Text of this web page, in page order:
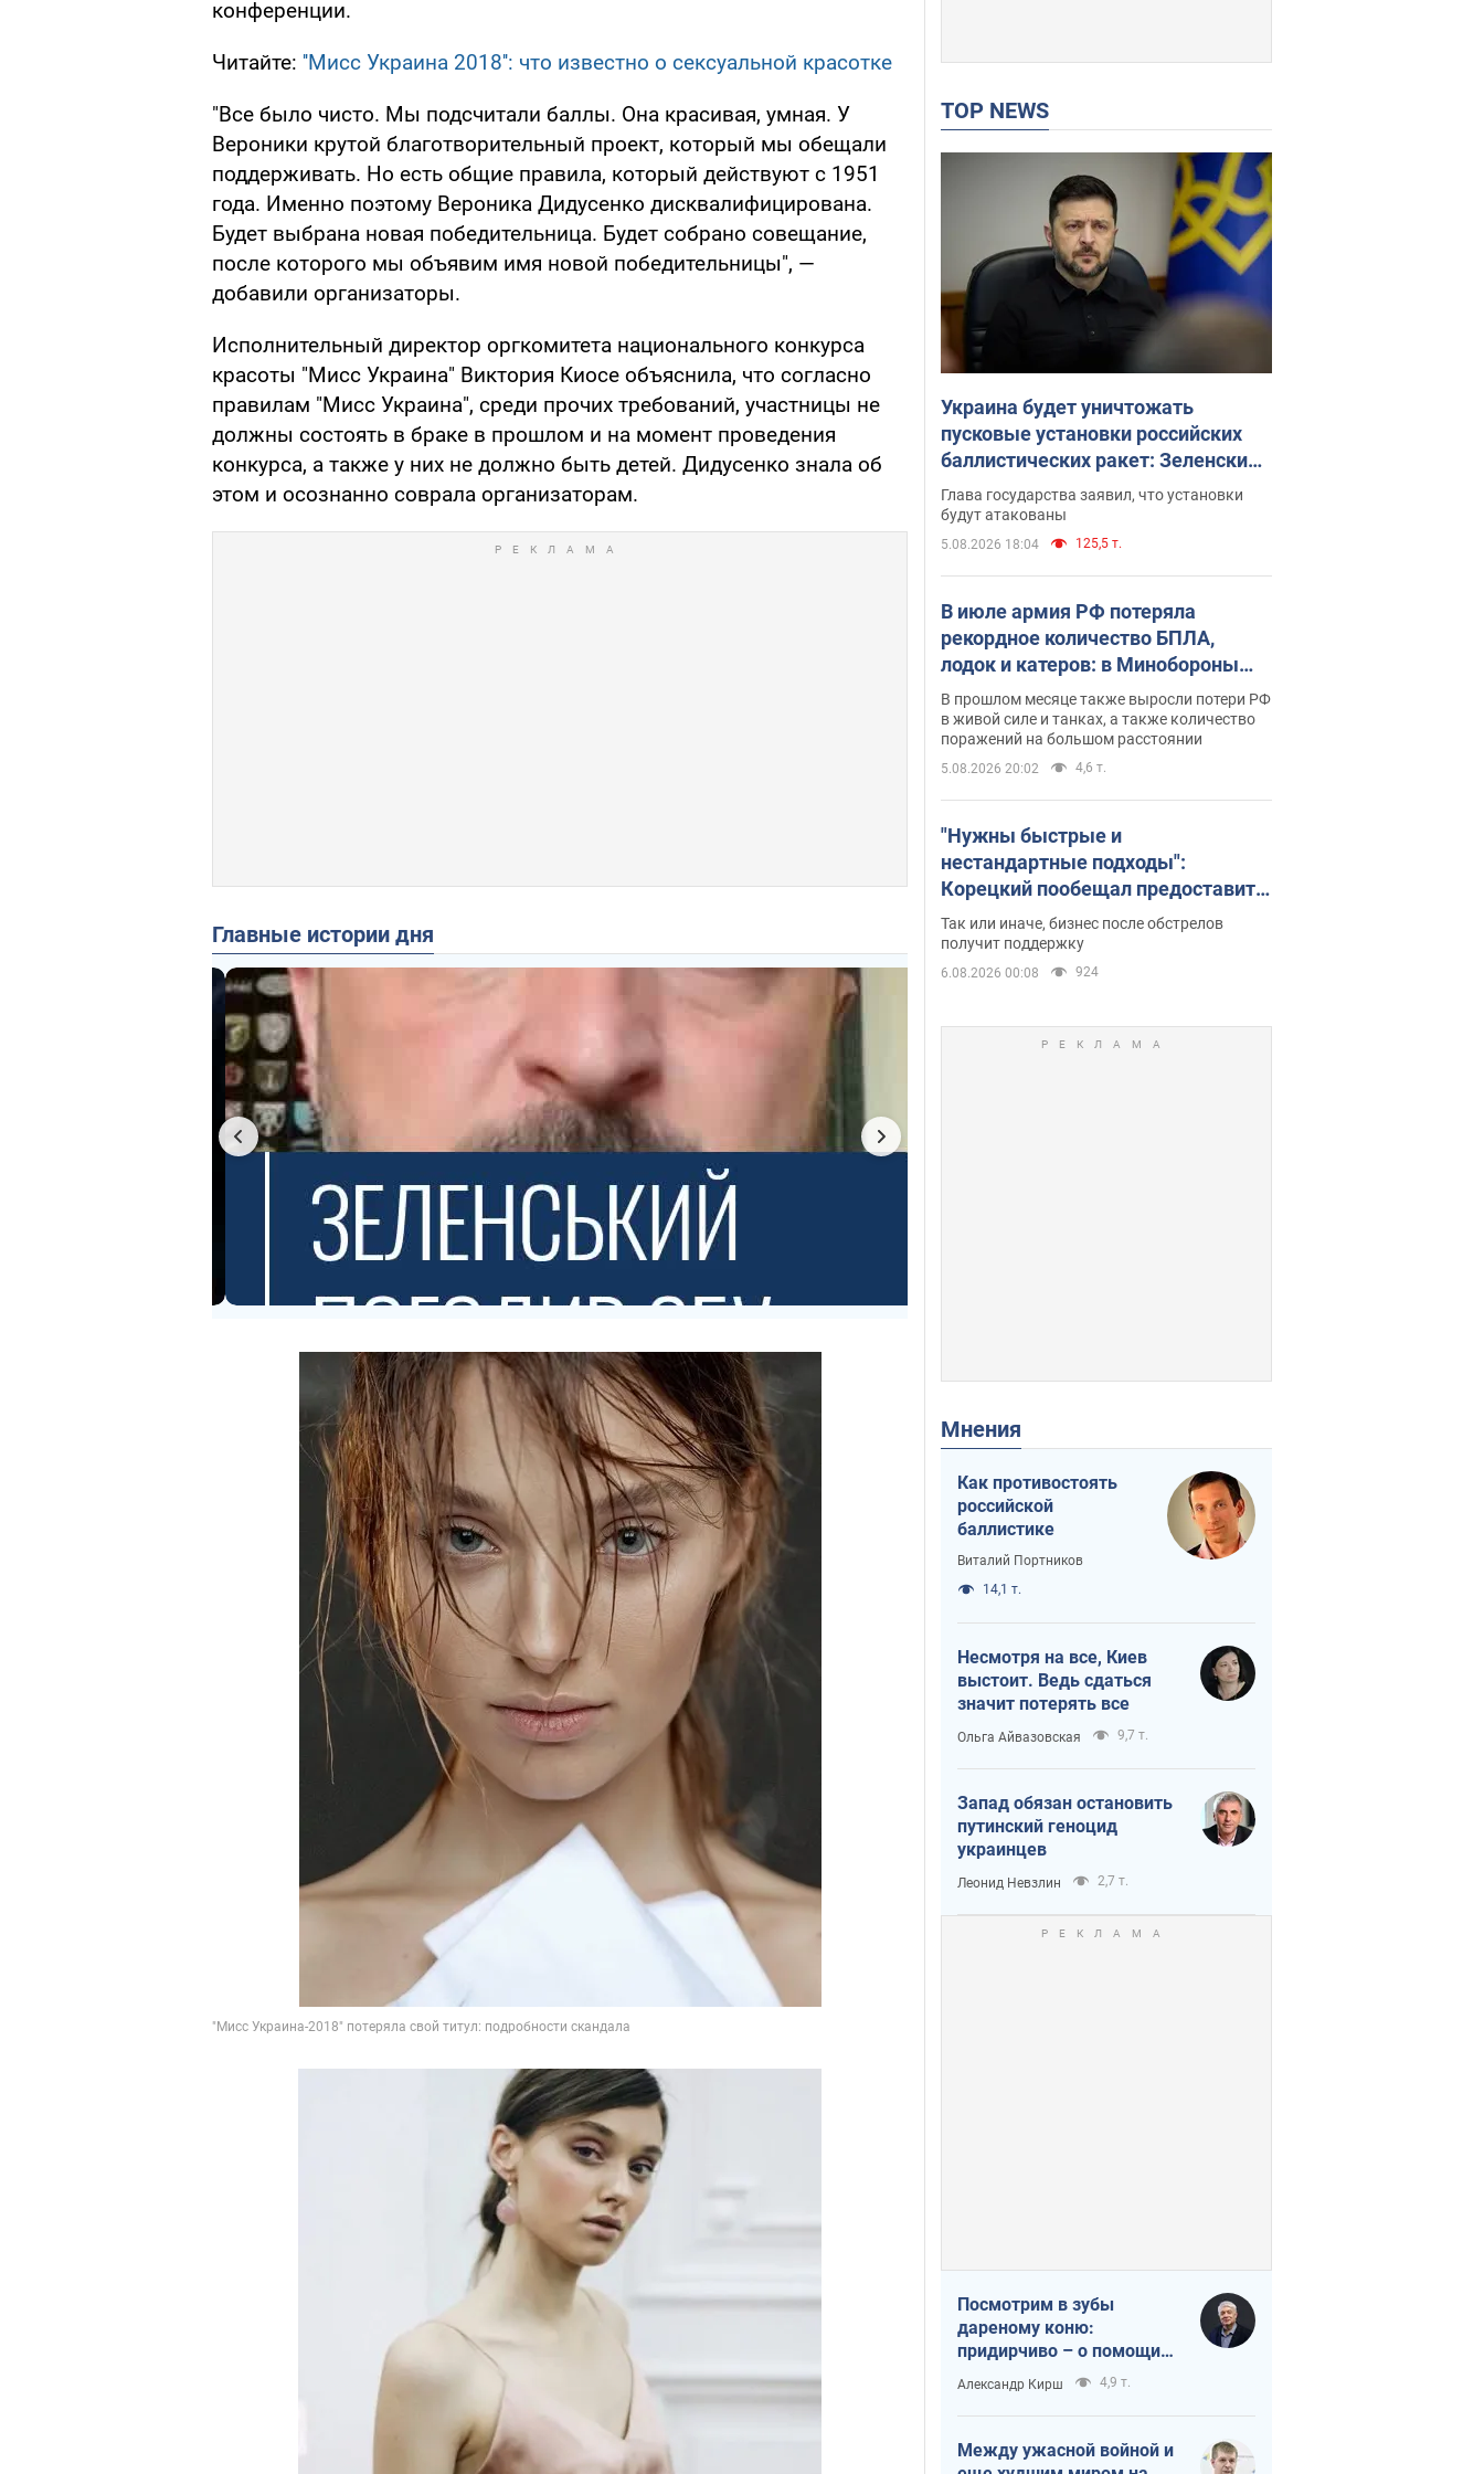
конференции.
Читайте: ''Мисс Украина 2018'': что известно о сексуальной красотке
"Все было чисто. Мы подсчитали баллы. Она красивая, умная. У
Вероники крутой благотворительный проект, который мы обещали
поддерживать. Но есть общие правила, который действуют с 1951
года. Именно поэтому Вероника Дидусенко дисквалифицирована.
Будет выбрана новая победительница. Будет собрано совещание,
после которого мы объявим имя новой победительницы", —
добавили организаторы.
Исполнительный директор оргкомитета национального конкурса
красоты "Мисс Украина" Виктория Киосе объяснила, что согласно
правилам "Мисс Украина", среди прочих требований, участницы не
должны состоять в браке в прошлом и на момент проведения
конкурса, а также у них не должно быть детей. Дидусенко знала об
этом и осознанно соврала организаторам.
Главные истории дня
TOP NEWS
Украина будет уничтожать
пусковые установки российских
баллистических ракет: Зеленский
провел заседание СНБО
Глава государства заявил, что установки
будут атакованы
5.08.2026 18:04 125,5 т.
В июле армия РФ потеряла
рекордное количество БПЛА,
лодок и катеров: в Минобороны
обнародовали статистику
В прошлом месяце также выросли потери РФ
в живой силе и танках, а также количество
поражений на большом расстоянии
5.08.2026 20:02 4,6 т.
"Нужны быстрые и
нестандартные подходы":
Корецкий пообещал предоставить
бизнесу приоритетный доступ к
имеющимся складским
помещениям
Так или иначе, бизнес после обстрелов
получит поддержку
6.08.2026 00:08 924
Мнения
Как противостоять
российской
баллистике
Виталий Портников
14,1 т.
Несмотря на все, Киев
выстоит. Ведь сдаться
значит потерять все
Ольга Айвазовская 9,7 т.
Запад обязан остановить
путинский геноцид
украинцев
Леонид Невзлин 2,7 т.
Посмотрим в зубы
дареному коню:
придирчиво – о помощи
Украине
Александр Кирш 4,9 т.
Между ужасной войной и